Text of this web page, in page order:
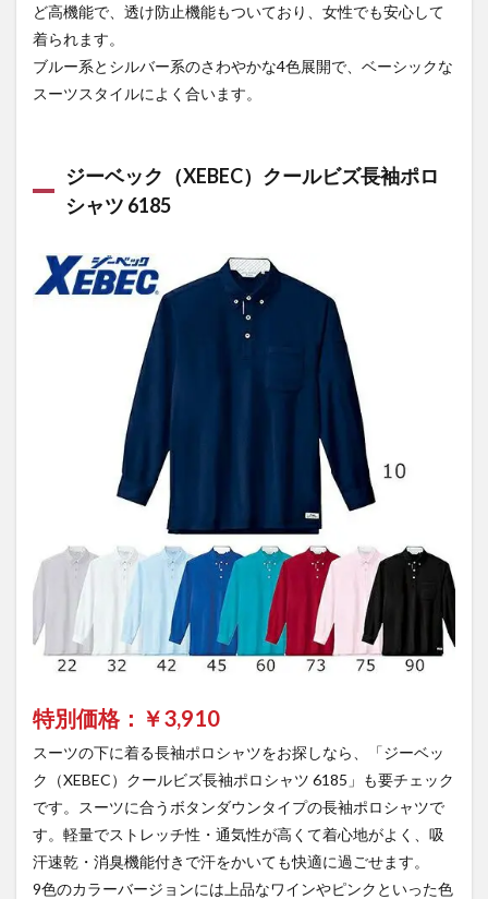
ど高機能で、透け防止機能もついており、女性でも安心して
着られます。
ブルー系とシルバー系のさわやかな4色展開で、ベーシックな
スーツスタイルによく合います。
ジーベック（XEBEC）クールビズ長袖ポロ
シャツ 6185
特別価格：￥3,910
スーツの下に着る長袖ポロシャツをお探しなら、「ジーベッ
ク（XEBEC）クールビズ長袖ポロシャツ 6185」も要チェック
です。スーツに合うボタンダウンタイプの長袖ポロシャツで
す。軽量でストレッチ性・通気性が高くて着心地がよく、吸
汗速乾・消臭機能付きで汗をかいても快適に過ごせます。
9色のカラーバージョンには上品なワインやピンクといった色